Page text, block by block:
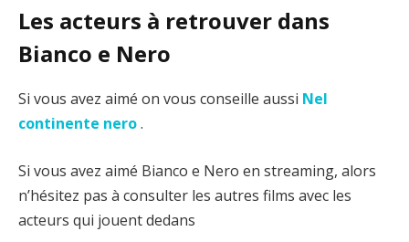
Les acteurs à retrouver dans
Bianco e Nero
Si vous avez aimé on vous conseille aussi Nel
continente nero.
Si vous avez aimé Bianco e Nero en streaming, alors
n’hésitez pas à consulter les autres films avec les
acteurs qui jouent dedans